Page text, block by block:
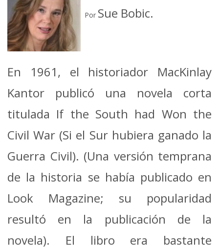
Por Sue Bobic.
En 1961, el historiador MacKinlay
Kantor publicó una novela corta
titulada If the South had Won the
Civil War (Si el Sur hubiera ganado la
Guerra Civil). (Una versión temprana
de la historia se había publicado en
Look Magazine; su popularidad
resultó en la publicación de la
novela). El libro era bastante